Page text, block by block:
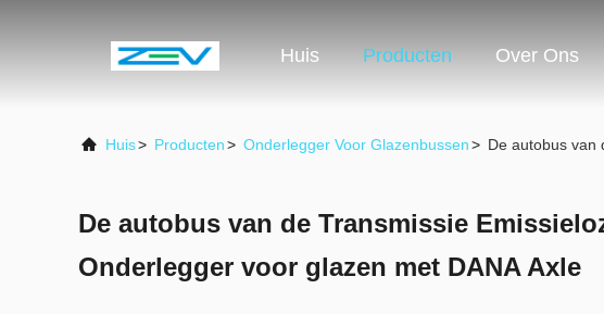
Huis Producten Over Ons
Huis> Producten> Onderlegger Voor Glazenbussen> De autobus van
De autobus van de Transmissie
Onderlegger voor glazen met DANA Axle